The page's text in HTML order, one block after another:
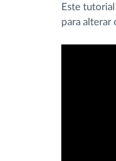
Este
para alterar